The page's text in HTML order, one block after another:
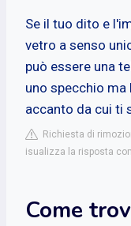
Se il tuo dito e
vetro a senso
può essere una
uno specchio
accanto da cui ti
Richiesta di
isualizza la risposta
Come